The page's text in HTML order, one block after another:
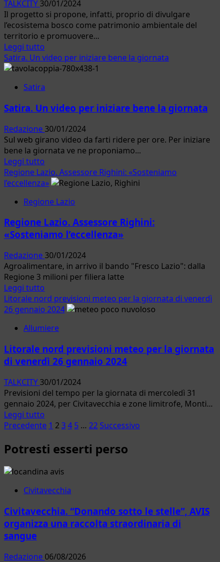
via
al
dibattito
pubblico
TALKCITY 30/01/2024
Il progetto si propone, infatti, proprio di divulgare
l’ecosistema bosco come patrimonio ambientale del
territorio e promuovere...
Leggi tutto
di
più
Cerveteri.
il
di
Scuolambiente
“Conosciamo
il
nostro
bosco
dei
diritti”
Satira. Un video per iniziare bene la giornata
Satira
Satira. Un video per iniziare bene la giornata
Redazione 30/01/2024
Sul web girano video da farti ridere per ore. Per iniziare
bene la giornata ve ne proponiamo...
Leggi tutto
di
più
Satira.
video
per
bene
la
giornata
Regione Lazio. Assessore Righini: «Sosteniamo
l’eccellenza»
Regione Lazio
Regione Lazio. Assessore Righini:
«Sosteniamo l’eccellenza»
Redazione 30/01/2024
Agroalimentare, in arrivo il bando "Fresco Lazio": dalla
Regione 3 milioni per filiera latte
Leggi tutto
di
più
Regione
Assessore
Righini:
l’eccellenza»
Litorale nord previsioni meteo per la giornata di venerdì
26 gennaio 2024
Allumiere
Litorale nord previsioni meteo per la giornata
di venerdì 26 gennaio 2024
TALKCITY 30/01/2024
Previsioni del tempo per la giornata di mercoledì 31
gennaio 2024, per Civitavecchia e zone limitrofe, Monti...
Leggi tutto
di
su
Litorale
nord
meteo
la
giornata
26
Paginazione
degli
Precedente 1 2 34 5 … 22Successivo
Potresti esserti perso
Civitavecchia
Civitavecchia. “Donando sotto le stelle”, AVIS
organizza una raccolta straordinaria di
sangue
Redazione 06/08/2026